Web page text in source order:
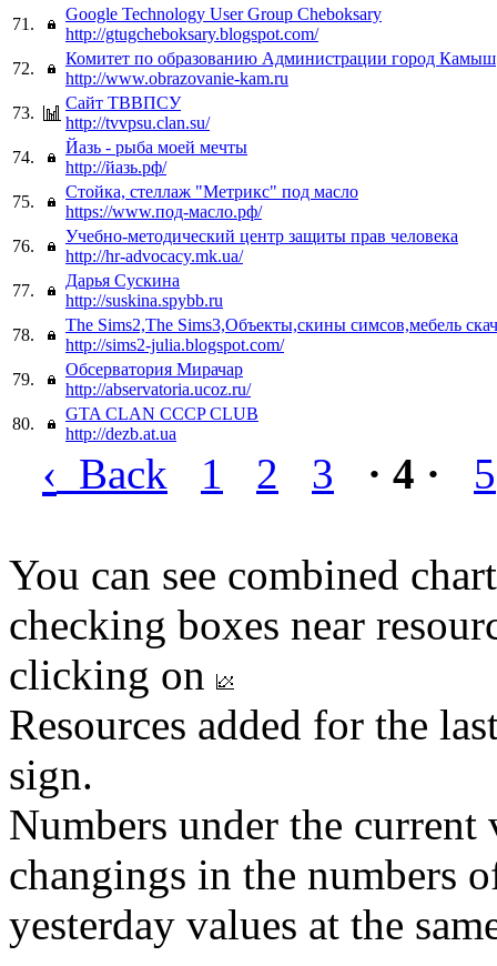
71.
Google Technology User Group Cheboksary
http://gtugcheboksary.blogspot.com/
72.
Комитет по образованию Администрации город Камыш
http://www.obrazovanie-kam.ru
73.
Сайт ТВВПСУ
http://tvvpsu.clan.su/
74.
Йазь - рыба моей мечты
http://йазь.рф/
75.
Стойка, стеллаж "Метрикс" под масло
https://www.под-масло.рф/
76.
Учебно-методический центр защиты прав человека
http://hr-advocacy.mk.ua/
77.
Дарья Сускина
http://suskina.spybb.ru
78.
The Sims2,The Sims3,Объекты,скины симсов,мебель
http://sims2-julia.blogspot.com/
79.
Обсерватория Мирачар
http://abservatoria.ucoz.ru/
80.
GTA CLAN CCCP CLUB
http://dezb.at.ua
‹ Back 1 2 3 · 4 · 5
You can see combined
checking boxes near
clicking on
Resources added for the
sign.
Numbers under the
changings in the numbers
yesterday values at the